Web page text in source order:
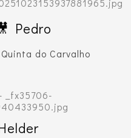
Pedro
do Carvalho